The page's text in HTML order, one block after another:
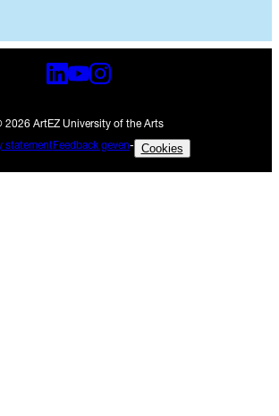
2026 ArtEZ University of the Arts
statementFeedback geven- Cookies